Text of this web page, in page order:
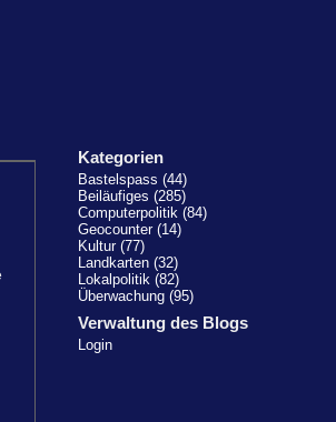
Kategorien
Bastelspass (44)
Beiläufiges (285)
Computerpolitik (84)
Geocounter (14)
Kultur (77)
Landkarten (32)
Lokalpolitik (82)
Überwachung (95)
Verwaltung des Blogs
Login